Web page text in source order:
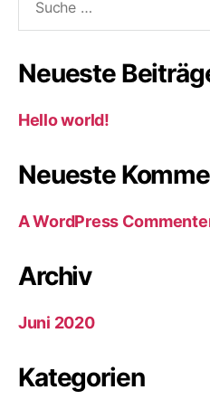
nach:
Neueste
Hello world!
Neueste
A WordPress
Archiv
Juni 2020
Kategorien